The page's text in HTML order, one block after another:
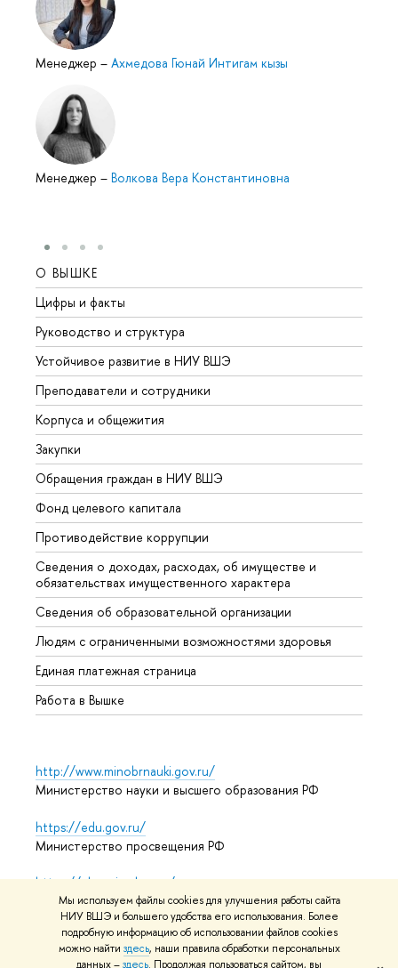
Мы используем файлы cookies для улучшения работы сайта
НИУ ВШЭ и большего удобства его использования. Более
подробную информацию об использовании файлов cookies
можно найти здесь, наши правила обработки персональных
данных –здесь. Продолжая пользоваться сайтом, вы
Менеджер – Ахмедова Гюнай Интигам кызы
Менеджер – Волкова Вера Константиновна
О ВЫШКЕ
Цифры и факты
Руководство и структура
Устойчивое развитие в НИУ ВШЭ
Преподаватели и сотрудники
Корпуса и общежития
Закупки
Обращения граждан в НИУ ВШЭ
Фонд целевого капитала
Противодействие коррупции
Сведения о доходах, расходах, об имуществе и
обязательствах имущественного характера
Сведения об образовательной организации
Людям с ограниченными возможностями здоровья
Единая платежная страница
Работа в Вышке
http://www.minobrnauki.gov.ru/
Министерство науки и высшего образования РФ
https://edu.gov.ru/
Министерство просвещения РФ
https://elearning.hse.ru/mooc
Массовые открытые онлайн-курсы